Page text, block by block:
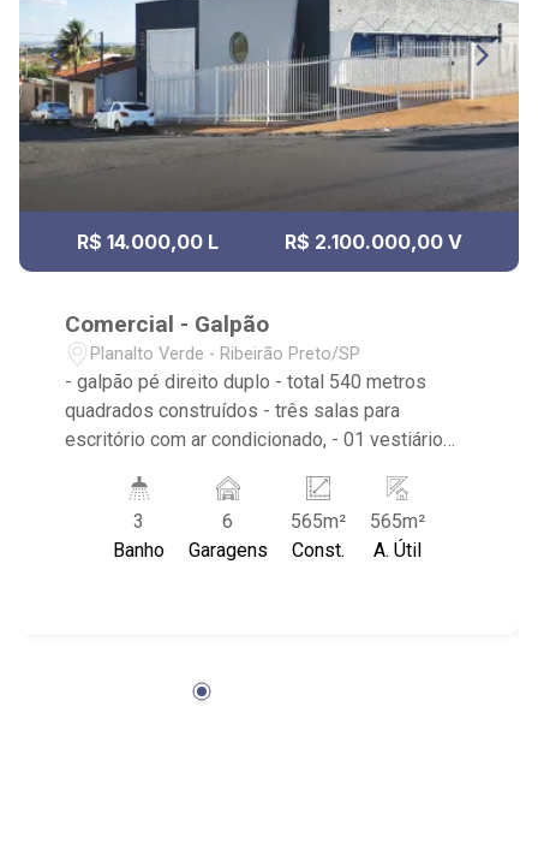
R$ 14.000,00 L R$ 2.100.000,00 V
Comercial - Galpão
Planalto Verde - Ribeirão Preto/SP
- galpão pé direito duplo - total 540 metros
quadrados construídos - três salas para
escritório com ar condicionado, - 01 vestiário
- garagem para 6 carros; - imóvel de esquina; -
portão automatizado; - fácil e rápido acesso
para Rodovia Alexandre Balbo
3
Banho
6
Garagens
565m²
Const.
565m²
A. Útil